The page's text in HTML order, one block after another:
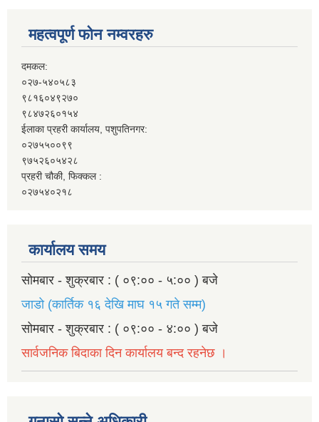
महत्वपूर्ण फोन नम्वरहरु
दमकल:
०२७-५४०५८३
९८१६०४९२७०
९८४७२६०१५४
ईलाका प्रहरी कार्यालय, पशुपतिनगर:
०२७५५००९९
९७५२६०५४२८
प्रहरी चौकी, फिक्कल :
०२७५४०२१८
कार्यालय समय
सोमबार - शुक्रबार : ( ०९:०० - ५:०० ) बजे
जाडो (कार्तिक १६ देखि माघ १५ गते सम्म)
सोमबार - शुक्रबार : ( ०९:०० - ४:०० ) बजे
सार्वजनिक बिदाका दिन कार्यालय बन्द रहनेछ ।